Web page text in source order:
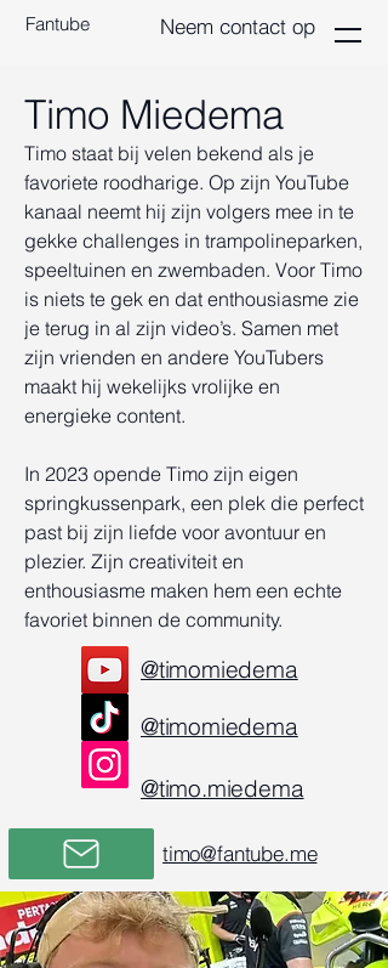
Fantube Neem contact op
Timo Miedema
Timo staat bij velen bekend als je
favoriete roodharige. Op zijn YouTube
kanaal neemt hij zijn volgers mee in te
gekke challenges in trampolineparken,
speeltuinen en zwembaden. Voor Timo
is niets te gek en dat enthousiasme zie
je terug in al zijn video’s. Samen met
zijn vrienden en andere YouTubers
maakt hij wekelijks vrolijke en
energieke content.
In 2023 opende Timo zijn eigen
springkussenpark, een plek die perfect
past bij zijn liefde voor avontuur en
plezier. Zijn creativiteit en
enthousiasme maken hem een echte
favoriet binnen de community.
@timomiedema
@timomiedema
@timo.miedema
timo@fantube.me